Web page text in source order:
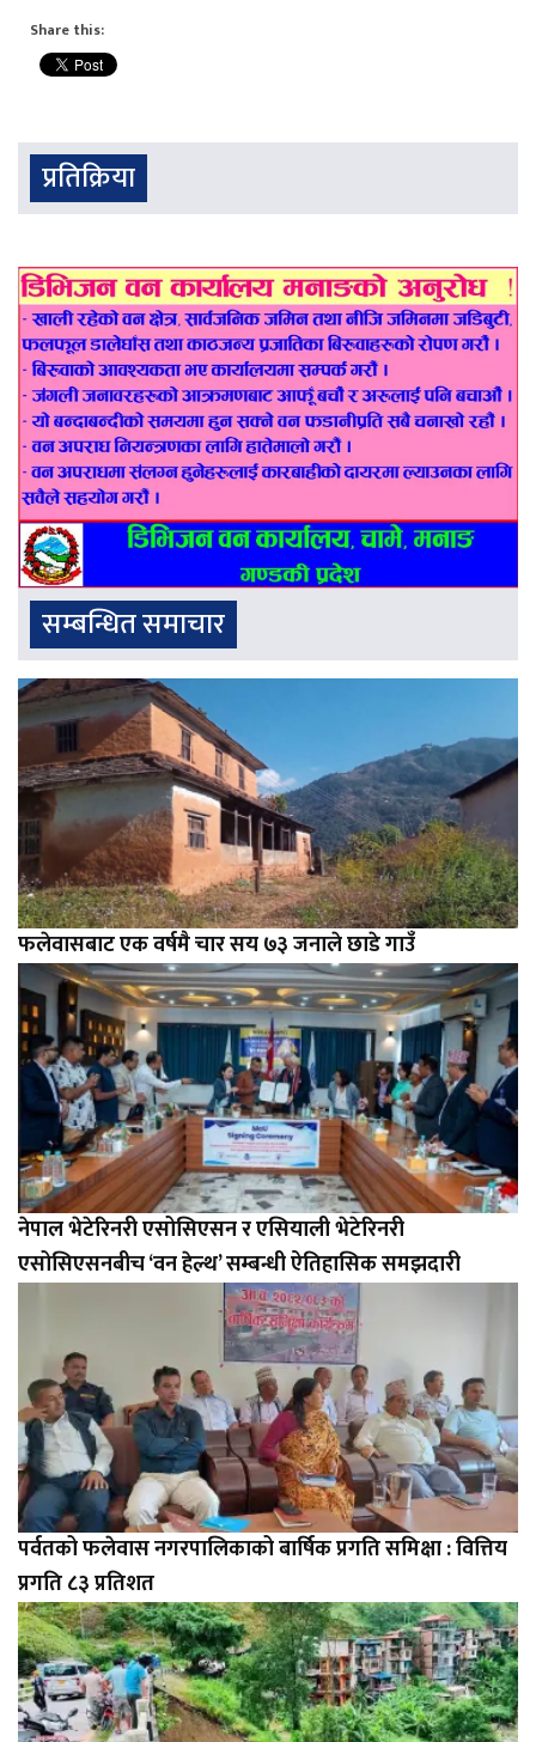
Share this:
प्रतिक्रिया
सम्बन्धित समाचार
फलेवासबाट एक वर्षमै चार सय ७३ जनाले छाडे गाउँ
नेपाल भेटेरिनरी एसोसिएसन र एसियाली भेटेरिनरी
एसोसिएसनबीच ‘वन हेल्थ’ सम्बन्धी ऐतिहासिक समझदारी
पर्वतको फलेवास नगरपालिकाको बार्षिक प्रगति समिक्षा : वित्तिय
प्रगति ८३ प्रतिशत